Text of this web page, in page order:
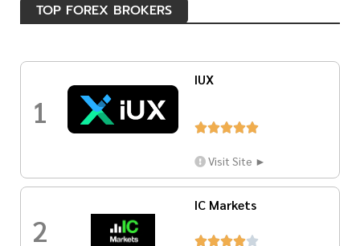
TOP FOREX BROKERS
1
IUX

Visit Site ►
2
IC Markets
